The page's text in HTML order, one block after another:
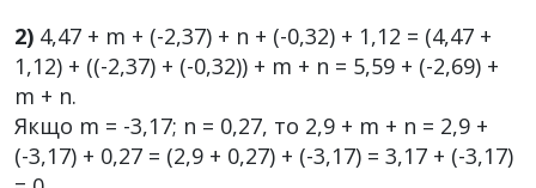
2) 4,47 + m + (-2,37) + n + (-0,32) + 1,12 = (4,47 +
1,12) + ((-2,37) + (-0,32)) + m + n = 5,59 + (-2,69) +
m + n.
Якщо m = -3,17; n = 0,27, то 2,9 + m + n = 2,9 +
(-3,17) + 0,27 = (2,9 + 0,27) + (-3,17) = 3,17 + (-3,17)